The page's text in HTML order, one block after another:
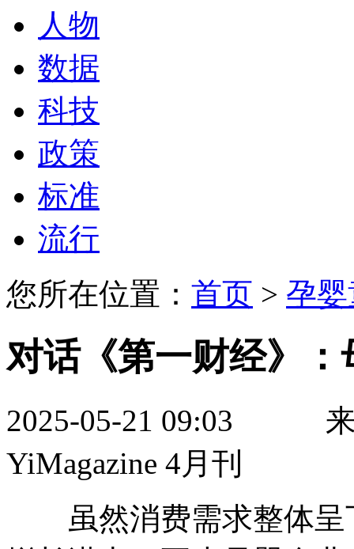
人物
数据
科技
政策
标准
流行
您所在位置： 首页 > 孕
对话《第一财经》
2025-05-21 09:03 来
YiMagazine 4月刊
虽然消费需求整体呈